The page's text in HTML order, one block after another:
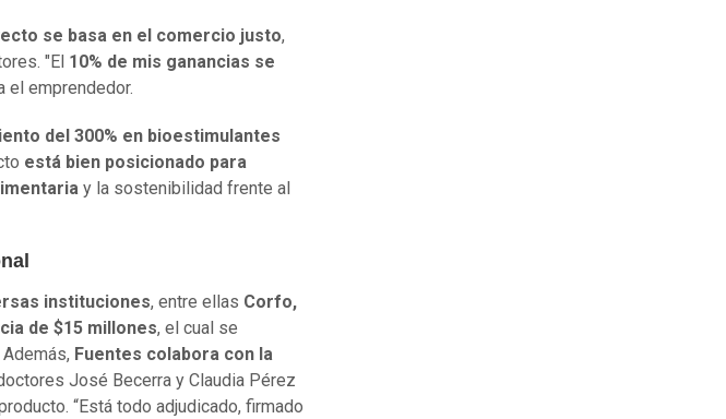
se basa en el comercio justo,
"El 10% de mis ganancias se
el emprendedor.
del 300% en bioestimulantes
está bien posicionado para
y la sostenibilidad frente al
instituciones, entre ellas Corfo,
de $15 millones, el cual se
Fuentes colabora con la
José Becerra y Claudia Pérez
“Está todo adjudicado, firmado